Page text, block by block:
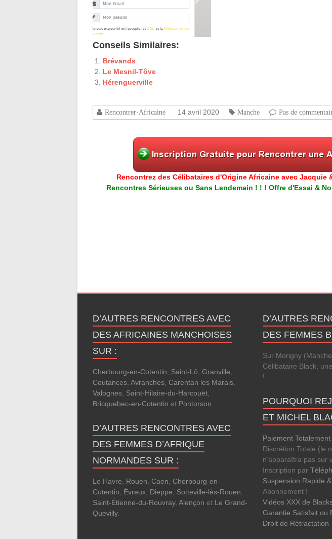
Conseils Similaires:
Brévands
Le Mesnil-Tôve
Hérenguerville
Rencontrer-Africaine 14 avril 2020 Manche Pas de
Rencontrez des Célibataires d'Origine Africaine avec Jacquie
Rencontres Sérieuses ou Sans Lendemain ! ! ! Offre d'Essai &
D’AUTRES RENCONTRES AVEC
DES AFRICAINES MANCHOISES
SUR :
Cherbourg-en-Cotentin Saint-Lô Granville
Coutances Avranches Carentan les Marais
Valognes Saint-Hilaire-du-Harcouët
Bricquebec-en-Cotentin et Pontorson
D’AUTRES RENCONTRES AVEC
DES FEMMES D’AFRIQUE
NORMANDES SUR :
Le Havre Rouen Caen Cherbourg-en-
Cotentin
Évreux Dieppe Sotteville-lès-Rouen
Saint-Étienne-du-Rouvray, Alençon et Le Grand-
Quevilly.
D’AUTRES
DES FEMMES
Sur Morigny
Célibataire Black,
!
POURQUOI
ET MICHEL
Paiement
Discrétion Totale (le
n’apparaîtra pas sur
Inscription par
Suspension Rapide
Abonnement !
Vidéos XXX de
Garantie Satisfait ou
Droit de Rétractation